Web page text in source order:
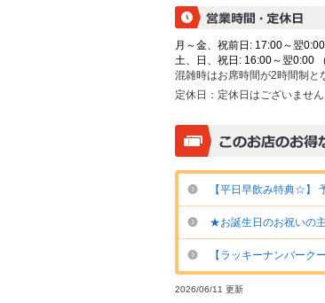
月～金、祝前日: 17:00～翌
土、日、祝日: 16:00～翌0:00
混雑時はお席時間が2時間制と
定休日： 定休日はございませ
【平日早飲み特典☆】
★お誕生日のお祝いの
【ラッキーナンバーク
2026/06/11 更新